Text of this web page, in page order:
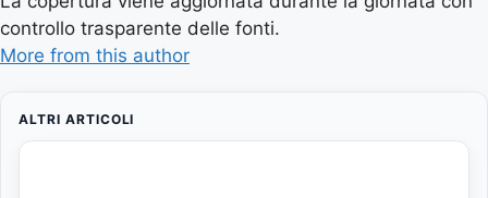
controllo trasparente delle fonti.
More from this author
ALTRI ARTICOLI